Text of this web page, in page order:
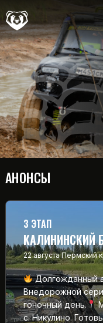
АНОНСЫ
3 ЭТАП
КАЛИНИНСКИЙ
22 августа Пермский
Долгожданный
Внедорожной
гоночный день.
с. Никулино.